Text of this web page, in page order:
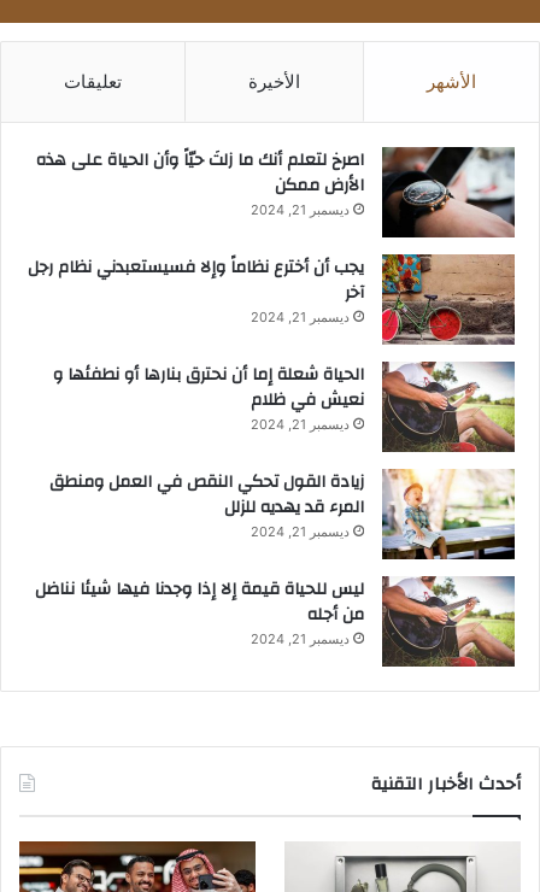
الأشهر الأخيرة تعليقات
‫اصرخ لتعلم أنك ما زلتَ حيّاً وأن الحياة على هذه
الأرض ممكن
ديسمبر 21, 2024
يجب أن أخترع نظاماً وإلا فسيستعبدني نظام رجل
آخر
ديسمبر 21, 2024
الحياة شعلة إما أن نحترق بنارها أو نطفئها و
نعيش في ظلام
ديسمبر 21, 2024
زيادة القول تحكي النقص في العمل ومنطق
المرء قد يهديه للزلل
ديسمبر 21, 2024
ليس للحياة قيمة إلا إذا وجدنا فيها شيئا نناضل
من أجله
ديسمبر 21, 2024
أحدث الأخبار التقنية